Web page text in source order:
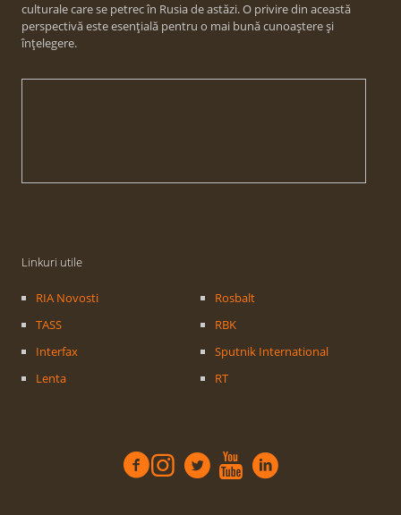
culturale care se petrec în Rusia de astăzi. O privire din această
perspectivă este esențială pentru o mai bună cunoaștere și
înțelegere.
Linkuri utile
RIA Novosti
TASS
Interfax
Lenta
Rosbalt
RBK
Sputnik International
RT